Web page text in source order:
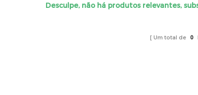
Desculpe, não há produtos relevantes,
Um total de 0